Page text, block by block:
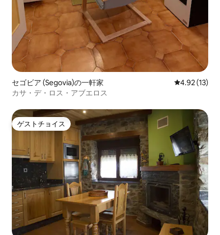
セゴビア (Segovia)の一軒家 レビュー13
4.92 (13)
カサ・デ・ロス・アブエロス
ゲストチョイス
ゲストチョイス